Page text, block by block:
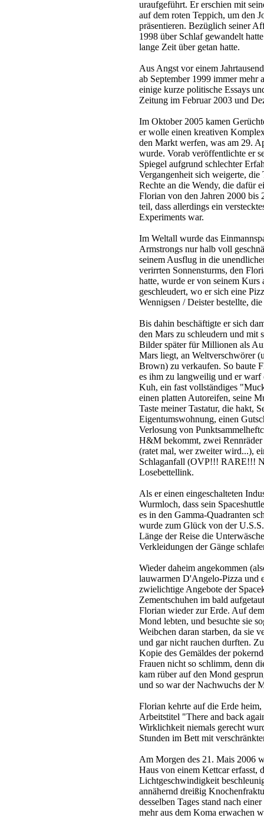
uraufgeführt. Er erschien mit
auf dem roten Teppich, um den
präsentieren. Bezüglich seiner
1998 über Schlaf gewandelt
lange Zeit über getan hatte.
Aus Angst vor einem
ab September 1999 immer mehr
einige kurze politische Essays
Zeitung im Februar 2003 und
Im Oktober 2005 kamen
er wolle einen kreativen
den Markt werfen, was am 29.
wurde. Vorab veröffentlichte er
Spiegel aufgrund schlechter
Vergangenheit sich weigerte,
Rechte an die Wendy, die dafür
Florian von den Jahren 2000 bis
teil, dass allerdings ein
Experiments war.
Im Weltall wurde das
Armstrongs nur halb voll
seinem Ausflug in die
verirrten Sonnensturms, den
hatte, wurde er von seinem
geschleudert, wo er sich eine
Wennigsen / Deister bestellte,
Bis dahin beschäftigte er sich
den Mars zu schleudern und mit
Bilder später für Millionen als
Mars liegt, an Weltverschwörer
Brown) zu verkaufen. So baute
es ihm zu langweilig und er warf
Kuh, ein fast vollständiges
einen platten Autoreifen, seine
Taste meiner Tastatur, die hakt,
Eigentumswohnung, einen
Verlosung von
H&M bekommt, zwei
(ratet mal, wer zweiter wird...),
Schlaganfall (OVP!!! RARE!!!
Losebettellink.
Als er einen eingeschalteten
Wurmloch, dass sein
es in den Gamma-Quadranten
wurde zum Glück von der
Länge der Reise die
Verkleidungen der Gänge
Wieder daheim angekommen
lauwarmen D'Angelo-Pizza und
zwielichtige Angebote der
Zementschuhen im bald
Florian wieder zur Erde. Auf
Mond lebten, und besuchte sie
Weibchen daran starben, da sie
und gar nicht rauchen durften.
Kopie des Gemäldes der
Frauen nicht so schlimm, denn
kam rüber auf den Mond
und so war der Nachwuchs der
Florian kehrte auf die Erde
Arbeitstitel "There and back
Wirklichkeit niemals gerecht
Stunden im Bett mit
Am Morgen des 21. Mais 2006
Haus von einem Kettcar erfasst,
Lichtgeschwindigkeit
annähernd dreißig
desselben Tages stand nach
mehr aus dem Koma erwachen